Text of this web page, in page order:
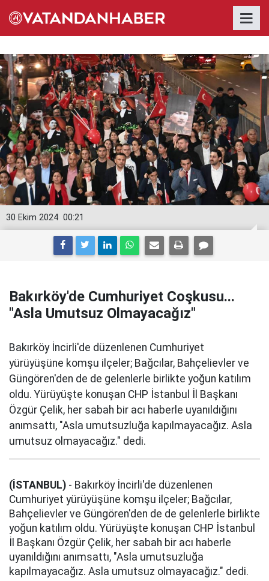
00:21
30 Ekim 2024
Bakırköy'de Cumhuriyet Coşkusu...
"Asla Umutsuz Olmayacağız"
Bakırköy İncirli'de düzenlenen Cumhuriyet
yürüyüşüne komşu ilçeler; Bağcılar, Bahçelievler ve
Güngören'den de de gelenlerle birlikte yoğun katılım
oldu. Yürüyüşte konuşan CHP İstanbul İl Başkanı
Özgür Çelik, her sabah bir acı haberle uyanıldığını
anımsattı, "Asla umutsuzluğa kapılmayacağız. Asla
umutsuz olmayacağız." dedi.
(İSTANBUL) - Bakırköy İncirli'de düzenlenen
Cumhuriyet yürüyüşüne komşu ilçeler; Bağcılar,
Bahçelievler ve Güngören'den de de gelenlerle birlikte
yoğun katılım oldu. Yürüyüşte konuşan CHP İstanbul
İl Başkanı Özgür Çelik, her sabah bir acı haberle
uyanıldığını anımsattı, "Asla umutsuzluğa
kapılmayacağız. Asla umutsuz olmayacağız." dedi.